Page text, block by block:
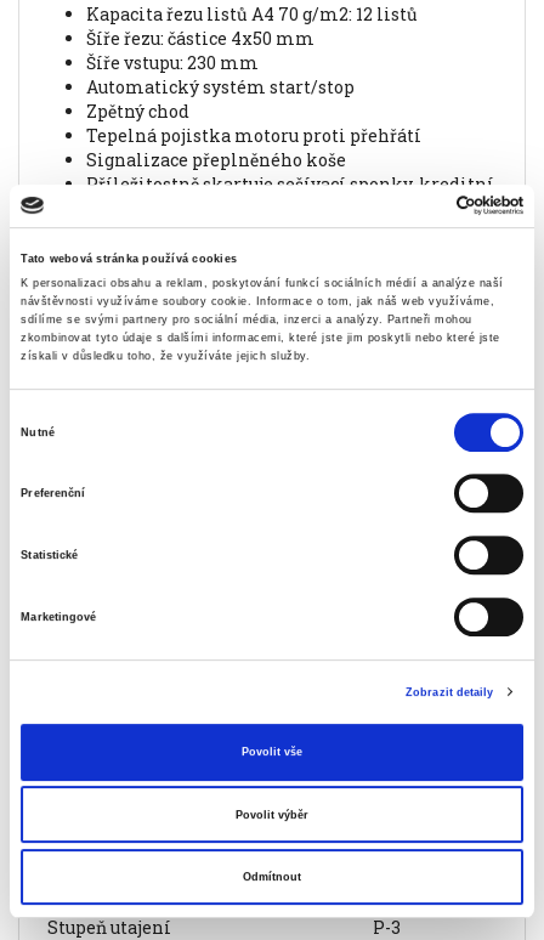
Tato webová stránka používá cookies
K personalizaci obsahu a reklam, poskytování funkcí sociálních médií a analýze naší
návštěvnosti využíváme soubory cookie.
Informace o tom, jak náš web využíváme,
sdílíme se svými partnery pro sociální média, inzerci a analýzy. Partneři mohou
zkombinovat tyto údaje s dalšími informacemi, které jste jim poskytli nebo které jste
získali v důsledku toho, že využíváte jejich služby.
Nutné
Preferenční
Statistické
Marketingové
Zobrazit detaily
Povolit vše
Povolit výběr
Odmítnout
kapacita řezu listů A4 70 g/m2: 12 listů
šíře řezu: částice 4x50 mm
šíře vstupu: 230 mm
automatický systém start/stop
zpětný chod
tepelná pojistka motoru proti přehřátí
signalizace přeplněného koše
příležitostně skartuje sešívací sponky, kreditní
tichý chod
odpadní nádoba s průhledným okénkem pro
optickou kontrolu
objem odpadního koše 22 l
rozměry 365 x 265 x 555 mm
hmotnost 14 kg
Stroj skartovací AT-15C (4 x 50 mm)
Specifikace produktu
Objednací číslo
453929AT15C
4 x 50 mm
Objem odpadního koše
22 l
Skartace CD/DVD
ano
Skartace kreditních karet
Stupeň utajení
P-3